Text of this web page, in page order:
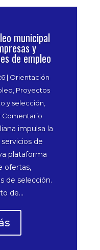
municipal
y
de empleo
| Orientación
, Proyectos
y selección,
Comentario
impulsa la
de
plataforma
ofertas,
de selección.
de...